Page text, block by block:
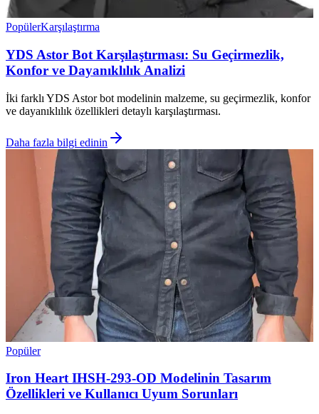
PopülerKarşılaştırma
YDS Astor Bot Karşılaştırması: Su Geçirmezlik,
Konfor ve Dayanıklılık Analizi
İki farklı YDS Astor bot modelinin malzeme, su geçirmezlik, konfor
ve dayanıklılık özellikleri detaylı karşılaştırması.
Daha fazla bilgi edinin
Popüler
Iron Heart IHSH-293-OD Modelinin Tasarım
Özellikleri ve Kullanıcı Uyum Sorunları